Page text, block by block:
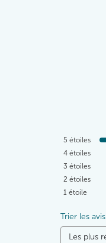
5 étoiles
4 étoiles
3 étoiles
2 étoiles
1 étoile
Trier les avis